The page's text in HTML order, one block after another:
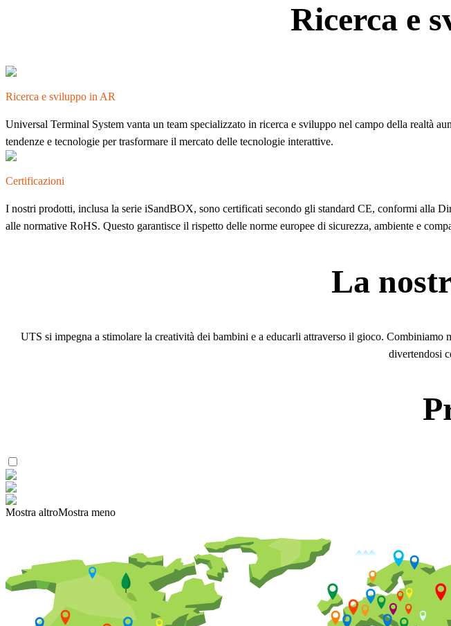
Ricerca e
Ricerca e sviluppo in AR
Universal Terminal System vanta un team specializzato in ricerca e sviluppo nel campo della realtà
tendenze e tecnologie per trasformare il mercato delle tecnologie interattive.
Certificazioni
I nostri prodotti, inclusa la serie iSandBOX, sono certificati secondo gli standard CE, conformi alla
alle normative RoHS. Questo garantisce il rispetto delle norme europee di sicurezza, ambiente e
La
UTS si impegna a stimolare la creatività dei bambini e a educarli attraverso il gioco.
divertendosi
Mostra altroMostra meno